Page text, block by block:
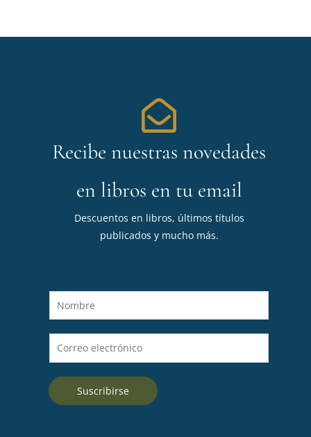
Recibe nuestras novedades
en libros en tu email
Descuentos en libros, últimos títulos
publicados y mucho más.
o
m
e
*
o
r
Suscribirse